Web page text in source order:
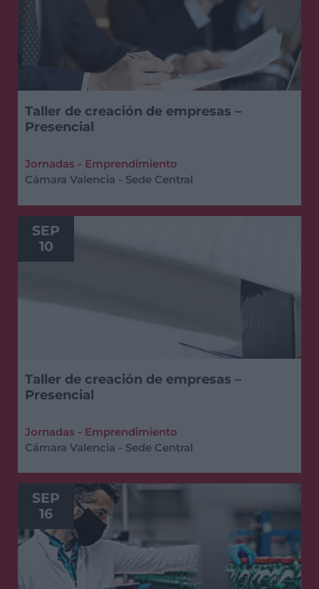
Taller de creación de empresas –
Presencial
Jornadas - Emprendimiento
Cámara Valencia - Sede Central
SEP
10
Taller de creación de empresas –
Presencial
Jornadas - Emprendimiento
Cámara Valencia - Sede Central
SEP
16